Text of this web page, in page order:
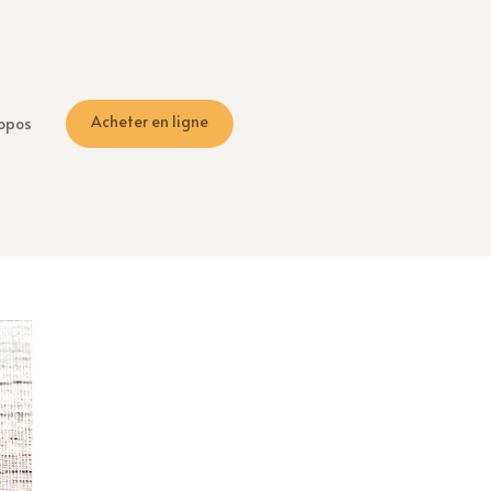
Acheter en ligne